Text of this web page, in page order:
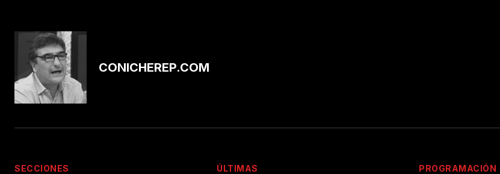
CONICHEREP.COM
SECCIONES ÚLTIMAS PROGRAMACIÓN